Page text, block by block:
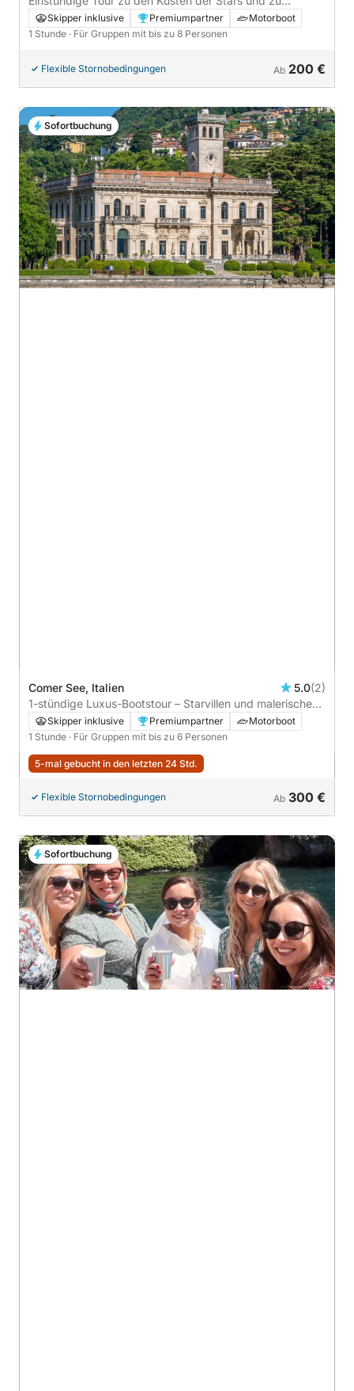
historischen Villen: Bootsfahrt zu den Highlights des
Comer Sees
Skipper inklusive Premiumpartner
Motorboot
1 Stunde · Für Gruppen mit bis zu 8 Personen
Flexible Stornobedingungen Ab 200 €
Comer See, Italien 5.0(2)
1-stündige Luxus-Bootstour – Starvillen und malerische
Ufer des Comer Sees
Skipper inklusive Premiumpartner
Motorboot
1 Stunde · Für Gruppen mit bis zu 6 Personen
5-mal gebucht in den letzten 24 Std.
Flexible Stornobedingungen Ab 300 €
Sofortbuchung
Sofortbuchung